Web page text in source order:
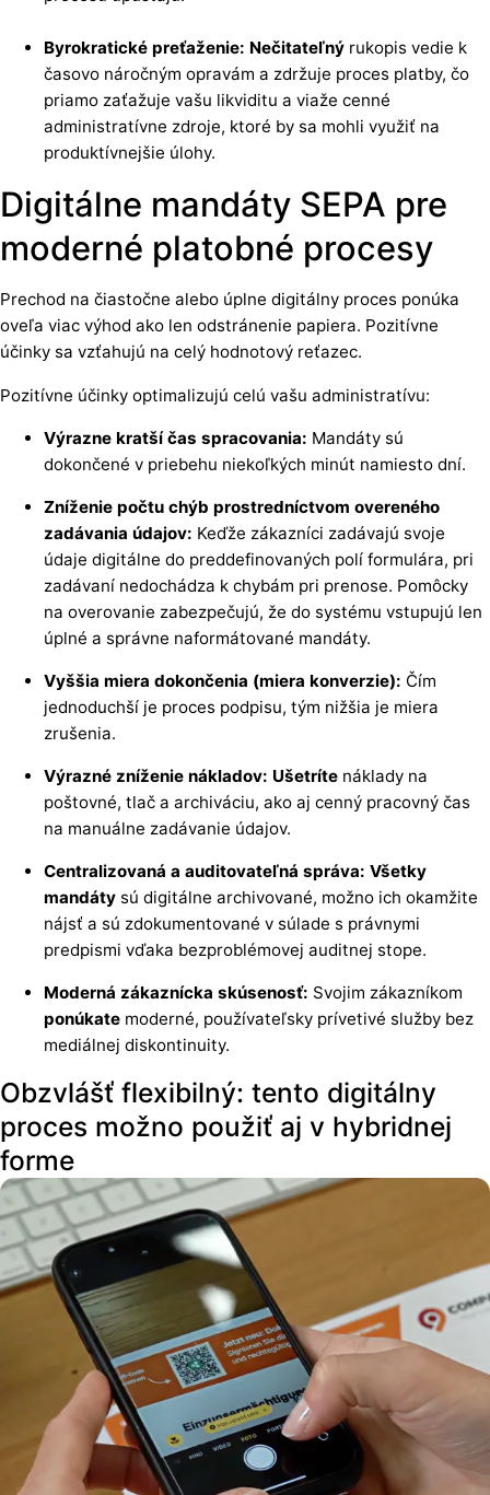
Byrokratické preťaženie: Nečitateľný rukopis vedie k
časovo náročným opravám a zdržuje proces platby, čo
priamo zaťažuje vašu likviditu a viaže cenné
administratívne zdroje, ktoré by sa mohli využiť na
produktívnejšie úlohy.
Digitálne mandáty SEPA pre
moderné platobné procesy
Prechod na čiastočne alebo úplne digitálny proces ponúka
oveľa viac výhod ako len odstránenie papiera. Pozitívne
účinky sa vzťahujú na celý hodnotový reťazec.
Pozitívne účinky optimalizujú celú vašu administratívu:
Výrazne kratší čas spracovania: Mandáty sú
dokončené v priebehu niekoľkých minút namiesto dní.
Zníženie počtu chýb prostredníctvom overeného
zadávania údajov: Keďže zákazníci zadávajú svoje
údaje digitálne do preddefinovaných polí formulára, pri
zadávaní nedochádza k chybám pri prenose. Pomôcky
na overovanie zabezpečujú, že do systému vstupujú len
úplné a správne naformátované mandáty.
Vyššia miera dokončenia (miera konverzie): Čím
jednoduchší je proces podpisu, tým nižšia je miera
zrušenia.
Výrazné zníženie nákladov: Ušetríte náklady na
poštovné, tlač a archiváciu, ako aj cenný pracovný čas
na manuálne zadávanie údajov.
Centralizovaná a auditovateľná správa: Všetky
mandáty sú digitálne archivované, možno ich okamžite
nájsť a sú zdokumentované v súlade s právnymi
predpismi vďaka bezproblémovej auditnej stope.
Moderná zákaznícka skúsenosť: Svojim zákazníkom
ponúkate moderné, používateľsky prívetivé služby bez
mediálnej diskontinuity.
Obzvlášť flexibilný: tento digitálny
proces možno použiť aj v hybridnej
forme